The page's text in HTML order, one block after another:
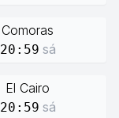
Comoras
20:59 sá
El Cairo
20:59 sá